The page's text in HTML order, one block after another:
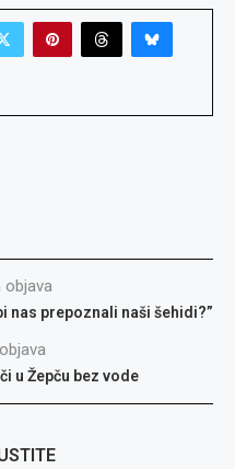
objava
nas prepoznali naši šehidi?”
u Žepču bez vode